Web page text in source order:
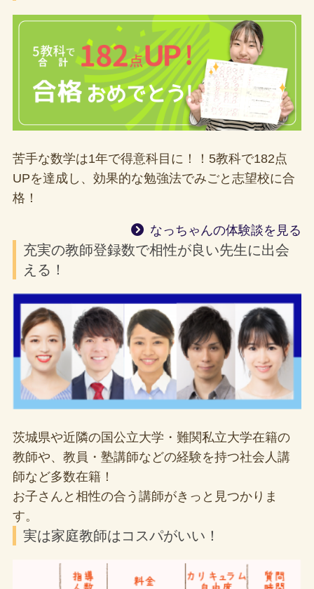
苦手な数学は1年で得意科目に！！5教科で182点
UPを達成し、効果的な勉強法でみごと志望校に合
格！
なっちゃんの体験談を見る
充実の教師登録数で相性が良い先生に出会
える！
茨城県や近隣の国公立大学・難関私立大学在籍の
教師や、教員・塾講師などの経験を持つ社会人講
師など多数在籍！
お子さんと相性の合う講師がきっと見つかりま
す。
実は家庭教師はコスパがいい！